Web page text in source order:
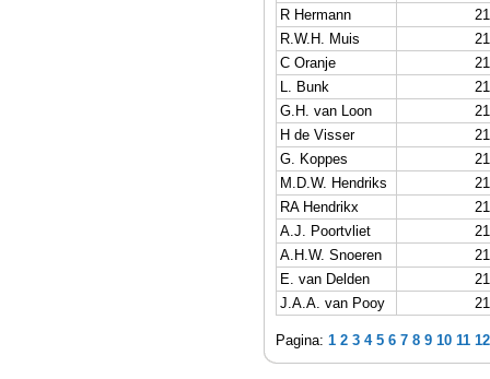
R Hermann
R.W.H. Muis
C Oranje
L. Bunk
G.H. van Loon
H de Visser
G. Koppes
M.D.W. Hendriks
RA Hendrikx
A.J. Poortvliet
A.H.W. Snoeren
E. van Delden
J.A.A. van Pooy
Pagina: 1 2 3 4 5 6 7 8 9 10 11 12